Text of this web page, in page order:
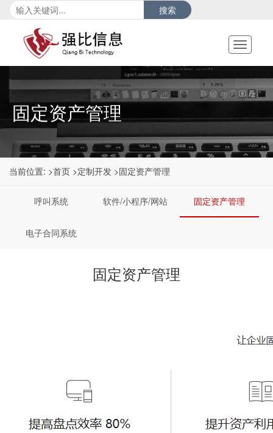
搜索
Toggle
固定资产管理
当前位置: >首页 >定制开发 >固定资产管理
呼叫系统 软件/小程序/网站 固定资产管理
电子合同系统
固定资产管理